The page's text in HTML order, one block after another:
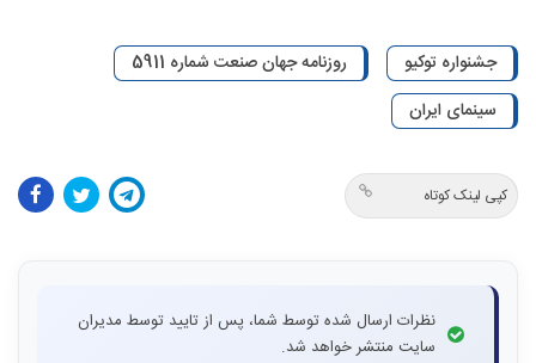
جشنواره توکیو
روزنامه جهان صنعت شماره 5911
سینمای ایران
کپی لینک کوتاه
نظرات ارسال شده توسط شما، پس از تایید توسط مدیران
سایت منتشر خواهد شد.